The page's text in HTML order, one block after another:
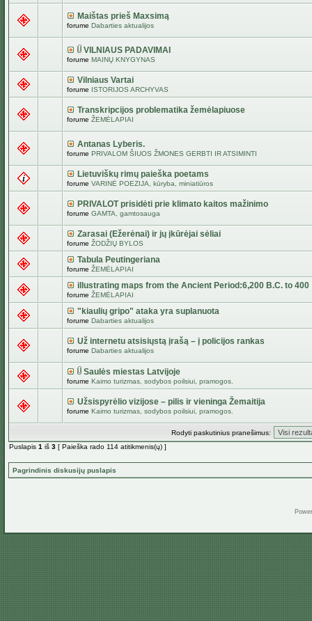
Maištas prieš Maxsimą
forume Dabarties aktualijos
VILNIAUS PADAVIMAI
forume MAINŲ KNYGYNAS
Vilniaus Vartai
forume ISTORIJOS ARCHYVAS
Transkripcijos problematika žemėlapiuose
forume ŽEMĖLAPIAI
Antanas Lyberis.
forume PRIVALOM ŠIUOS ŽMONES GERBTI IR ATSIMINTI
Lietuviškų rimų paieška poetams
forume VARINĖ POEZIJA, kūryba, miniatiūros
PRIVALOT prisidėti prie klimato kaitos mažinimo
forume GAMTA, gamtosauga
Zarasai (Ežerėnai) ir jų įkūrėjai sėliai
forume ŽODŽIŲ BYLOS
Tabula Peutingeriana
forume ŽEMĖLAPIAI
illustrating maps from the Ancient Period:6,200 B.C. to 400
forume ŽEMĖLAPIAI
"kiaulių gripo" ataka yra suplanuota
forume Dabarties aktualijos
Už internetu atsisiųstą įrašą – į policijos rankas
forume Dabarties aktualijos
Saulės miestas Latvijoje
forume Kaimo turizmas, sodybos poilsiui, pramogos.
Užsispyrėlio vizijose – pilis ir vieninga Žemaitija
forume Kaimo turizmas, sodybos poilsiui, pramogos.
Rodyti paskutinius pranešimus:
Puslapis 1 iš 3 [ Paieška rado 114 atitikmenis(ų) ]
Pagrindinis diskusijų puslapis